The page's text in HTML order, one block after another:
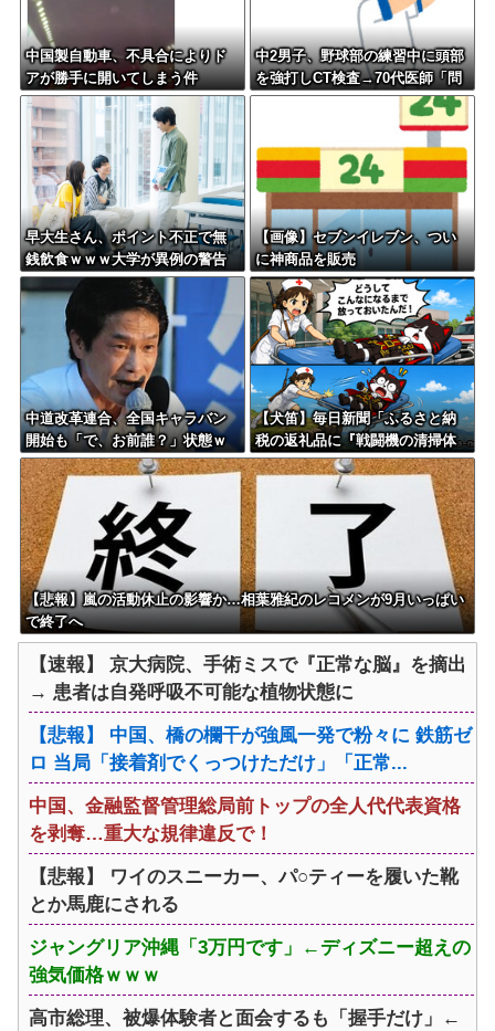
中国製自動車、不具合によりド
アが勝手に開いてしまう件
中2男子、野球部の練習中に頭部
を強打しCT検査→70代医師「問
題ないです」→他人のCT画像で
早大生さん、ポイント不正で無
銭飲食ｗｗｗ大学が異例の警告
へ
【画像】セブンイレブン、つい
に神商品を販売
中道改革連合、全国キャラバン
開始も「で、お前誰？」状態ｗ
ｗｗｗｗ
【犬笛】毎日新聞「ふるさと納
税の返礼品に『戦闘機の清掃体
験』」→サヨク発狂「徴兵制ガ
ー！」…ネット「どういう論理
構造を立てた結果その思考に至
ったんだ？」
【悲報】嵐の活動休止の影響か…相葉雅紀のレコメンが9月いっぱい
で終了へ
【速報】 京大病院、手術ミスで『正常な脳』を摘出
→ 患者は自発呼吸不可能な植物状態に
【悲報】 中国、橋の欄干が強風一発で粉々に 鉄筋ゼ
ロ 当局「接着剤でくっつけただけ」「正常...
中国、金融監督管理総局前トップの全人代代表資格
を剥奪…重大な規律違反で！
【悲報】 ワイのスニーカー、パ○ティーを履いた靴
とか馬鹿にされる
ジャングリア沖縄「3万円です」←ディズニー超えの
強気価格ｗｗｗ
高市総理、被爆体験者と面会するも「握手だけ」←